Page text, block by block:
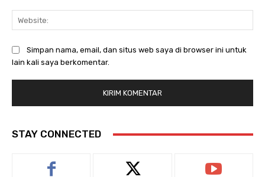
Simpan nama, email, dan situs web saya di browser ini untuk
lain kali saya berkomentar.
STAY CONNECTED